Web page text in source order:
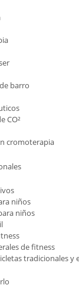
barro
CO²
cromoterapia
niños
niños
de fitness
tradicionales y